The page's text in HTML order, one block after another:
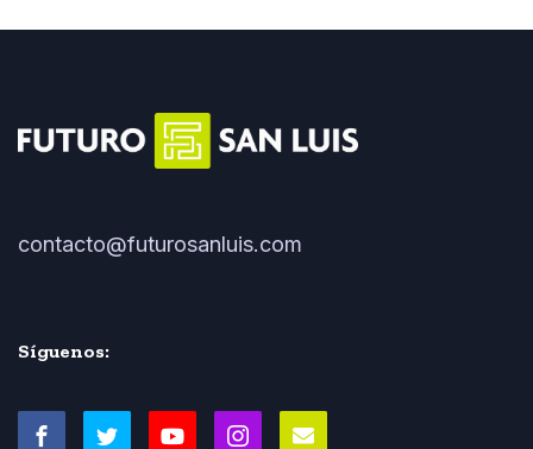
contacto@futurosanluis.com
Síguenos: